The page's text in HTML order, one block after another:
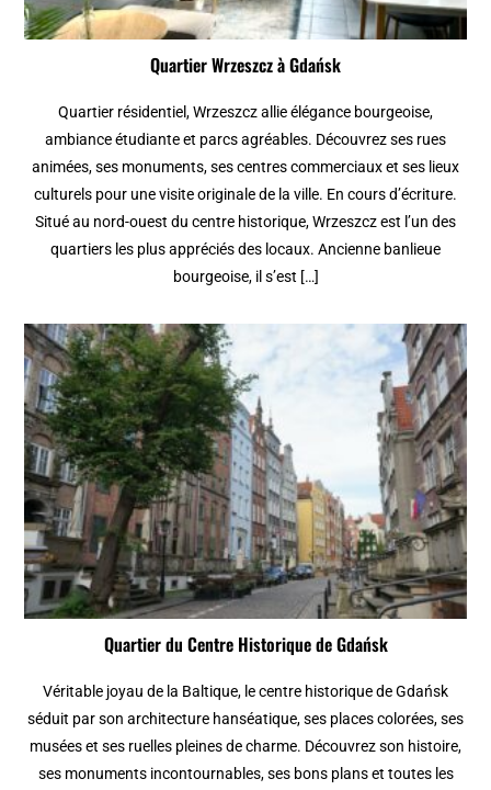
Quartier Wrzeszcz à Gdańsk
Quartier résidentiel, Wrzeszcz allie élégance bourgeoise,
ambiance étudiante et parcs agréables. Découvrez ses rues
animées, ses monuments, ses centres commerciaux et ses lieux
culturels pour une visite originale de la ville. En cours d’écriture.
Situé au nord-ouest du centre historique, Wrzeszcz est l’un des
quartiers les plus appréciés des locaux. Ancienne banlieue
bourgeoise, il s’est […]
Quartier du Centre Historique de Gdańsk
Véritable joyau de la Baltique, le centre historique de Gdańsk
séduit par son architecture hanséatique, ses places colorées, ses
musées et ses ruelles pleines de charme. Découvrez son histoire,
ses monuments incontournables, ses bons plans et toutes les